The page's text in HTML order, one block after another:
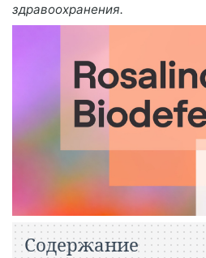
здравоохранения.
Содержание